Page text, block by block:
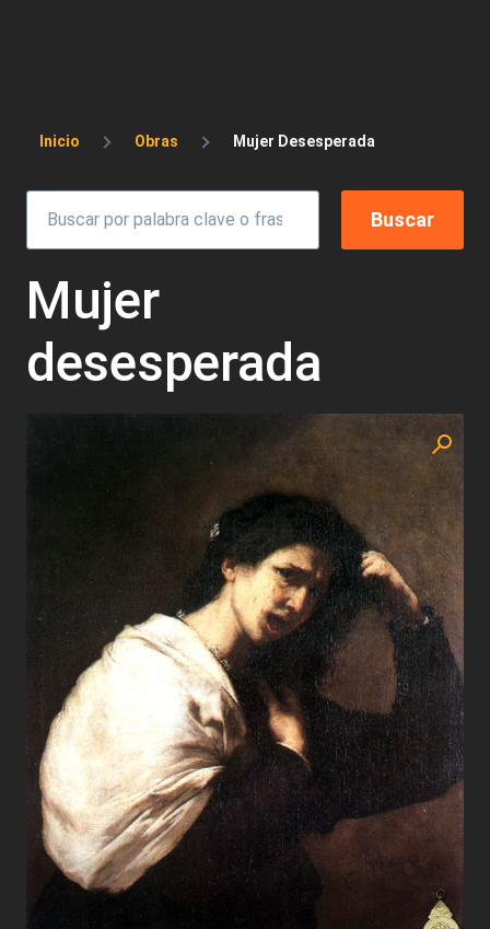
Sobrescribir enlaces de ayuda a la
Inicio Obras Mujer Desesperada
Mujer
desesperada